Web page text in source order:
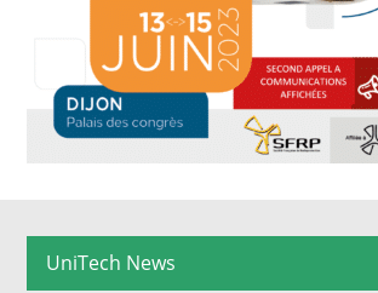
UniTech News